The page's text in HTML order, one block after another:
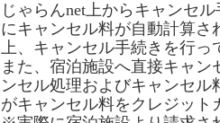
じゃらんnet上からキャンセ
にキャンセル料が自動計算
上、キャンセル手続きを行っ
また、宿泊施設へ直接キャ
ンセル処理およびキャンセ
がキャンセル料をクレジッ